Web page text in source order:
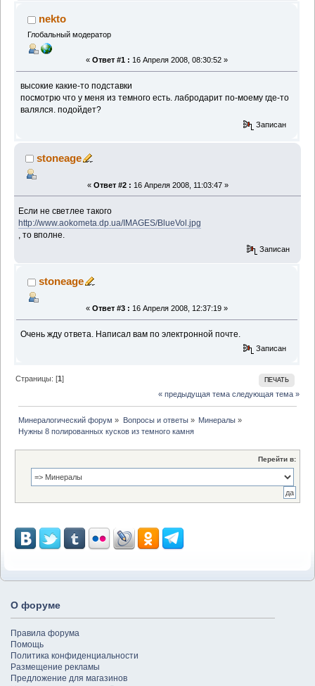
nekto
Глобальный модератор
« Ответ #1 : 16 Апреля 2008, 08:30:52 »
высокие какие-то подставки
посмотрю что у меня из темного есть. лабродарит по-моему где-то
валялся. подойдет?
Записан
stoneage
« Ответ #2 : 16 Апреля 2008, 11:03:47 »
Если не светлее такого
http://www.aokometa.dp.ua/IMAGES/BlueVol.jpg
, то вполне.
Записан
stoneage
« Ответ #3 : 16 Апреля 2008, 12:37:19 »
Очень жду ответа. Написал вам по электронной почте.
Записан
ПЕЧАТЬ
Страницы: [1]
« предыдущая тема следующая тема »
Минералогический форум » Вопросы и ответы» Минералы»
Нужны 8 полированных кусков из темного камня
Перейти в:
О форуме
Правила форума
Помощь
Политика конфиденциальности
Размещение рекламы
Предложение для магазинов